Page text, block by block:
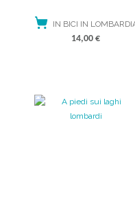
IN BICI IN
14,00 €